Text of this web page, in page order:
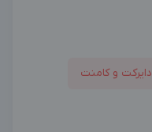
دایرکت و کامنت